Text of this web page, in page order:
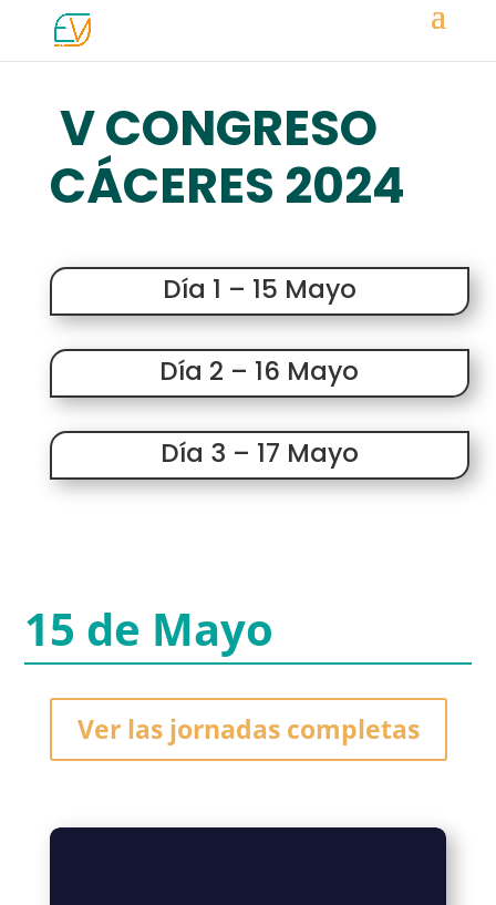
V CONGRESO
CÁCERES 2024
Día 1 – 15 Mayo
Día 2 – 16 Mayo
Día 3 – 17 Mayo
15 de Mayo
Ver las jornadas completas